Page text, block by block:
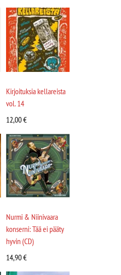
Kirjoituksia kellareista
vol. 14
12,00€
Nurmi & Niinivaara
konserni: Tää ei pääty
hyvin (CD)
14,90€